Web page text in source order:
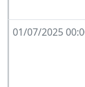
01/07/2025